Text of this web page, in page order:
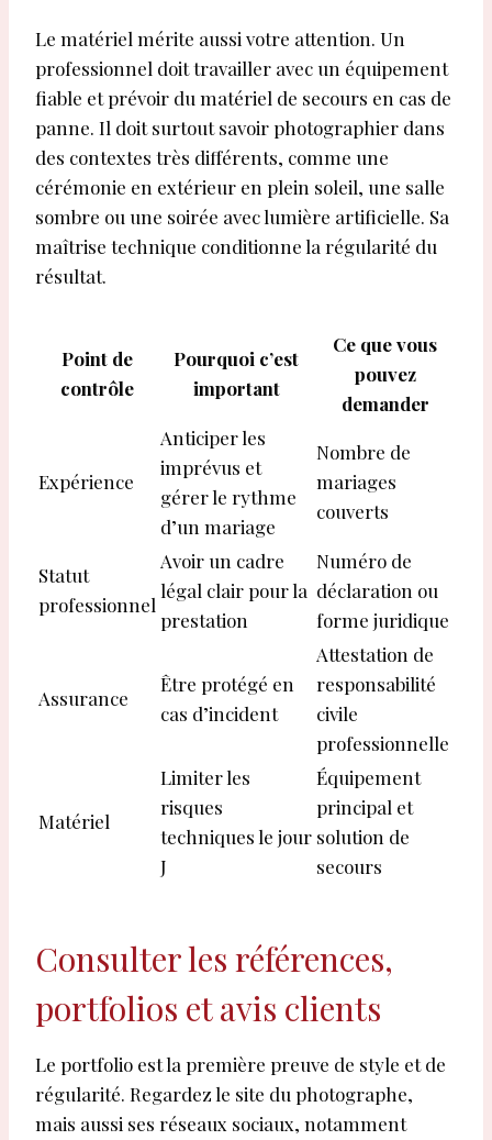
Le matériel mérite aussi votre attention. Un
professionnel doit travailler avec un équipement
fiable et prévoir du matériel de secours en cas de
panne. Il doit surtout savoir photographier dans
des contextes très différents, comme une
cérémonie en extérieur en plein soleil, une salle
sombre ou une soirée avec lumière artificielle. Sa
maîtrise technique conditionne la régularité du
résultat.
Point de
contrôle
Pourquoi c’est
important
Ce que vous
pouvez
demander
Expérience
Anticiper les
imprévus et
gérer le rythme
d’un mariage
Nombre de
mariages
couverts
Statut
professionnel
Avoir un cadre
légal clair pour la
prestation
Numéro de
déclaration ou
forme juridique
Assurance
Être protégé en
cas d’incident
Attestation de
responsabilité
civile
professionnelle
Matériel
Limiter les
risques
techniques le jour
J
Équipement
principal et
solution de
secours
Consulter les références,
portfolios et avis clients
Le portfolio est la première preuve de style et de
régularité. Regardez le site du photographe,
mais aussi ses réseaux sociaux, notamment